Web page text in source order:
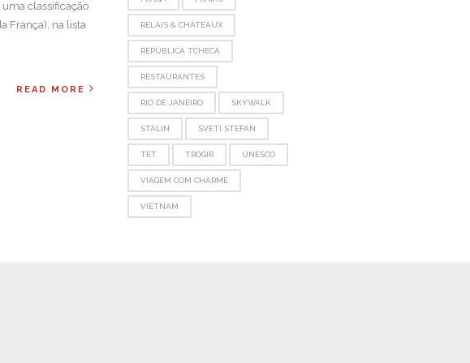
uma classificação
França), na lista
READ MORE
RELAIS & CHÂTEAUX
REPÚBLICA TCHECA
RESTAURANTES
RIO DE JANEIRO SKYWALK
STÁLIN SVETI STEFAN
TET TROGIR UNESCO
VIAGEM COM CHARME
VIETNAM